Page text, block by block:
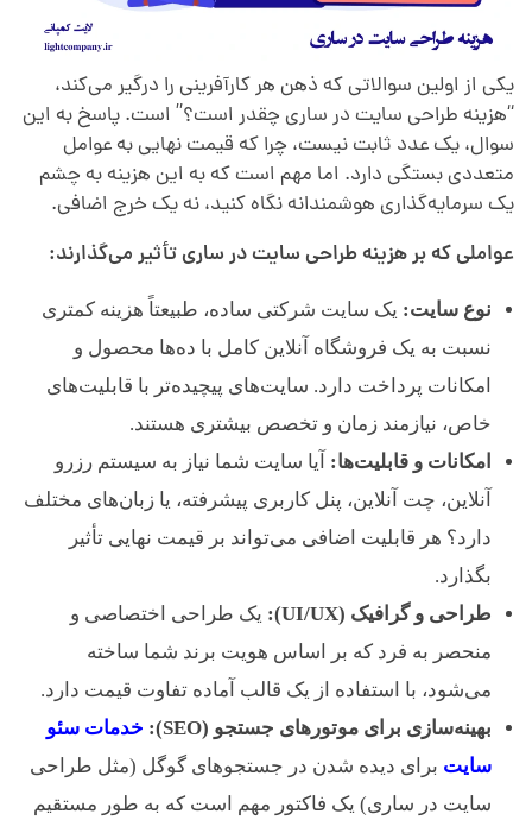
یکی از اولین سوالاتی که ذهن هر کارآفرینی را درگیر می‌کند،
“هزینه طراحی سایت در ساری چقدر است؟” است. پاسخ به این
سوال، یک عدد ثابت نیست، چرا که قیمت نهایی به عوامل
متعددی بستگی دارد. اما مهم است که به این هزینه به چشم
یک سرمایه‌گذاری هوشمندانه نگاه کنید، نه یک خرج اضافی.
عواملی که بر هزینه طراحی سایت در ساری تأثیر می‌گذارند:
نوع سایت: یک سایت شرکتی ساده، طبیعتاً هزینه کمتری
نسبت به یک فروشگاه آنلاین کامل با ده‌ها محصول و
امکانات پرداخت دارد. سایت‌های پیچیده‌تر با قابلیت‌های
خاص، نیازمند زمان و تخصص بیشتری هستند.
امکانات و قابلیت‌ها: آیا سایت شما نیاز به سیستم رزرو
آنلاین، چت آنلاین، پنل کاربری پیشرفته، یا زبان‌های مختلف
دارد؟ هر قابلیت اضافی می‌تواند بر قیمت نهایی تأثیر
بگذارد.
طراحی و گرافیک (UI/UX):
یک طراحی اختصاصی و
منحصر به فرد که بر اساس هویت برند شما ساخته
می‌شود، با استفاده از یک قالب آماده تفاوت قیمت دارد.
بهینه‌سازی برای موتورهای جستجو (SEO):
خدمات سئو
سایت برای دیده شدن در جستجوهای گوگل (مثل طراحی
سایت در ساری) یک فاکتور مهم است که به طور مستقیم